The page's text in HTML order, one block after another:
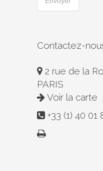
Contactez-
2 rue de la
PARIS
Voir la carte
+33 (1) 40 01